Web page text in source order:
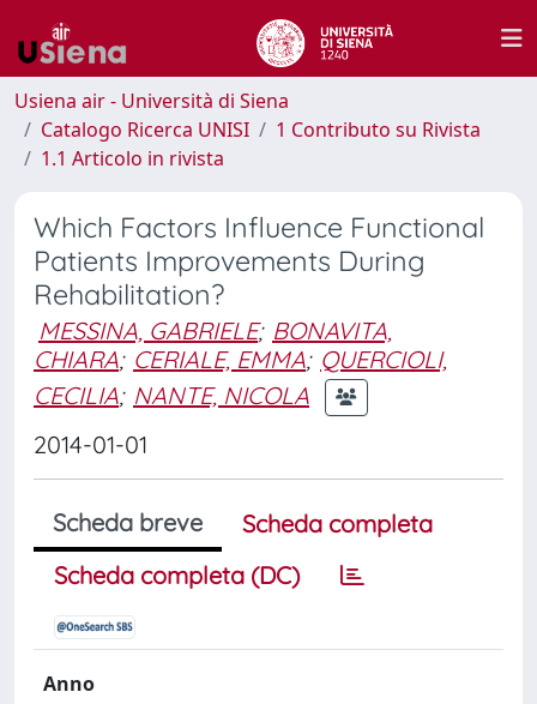
Usiena air - Università di Siena
Catalogo Ricerca UNISI
1 Contributo su Rivista
1.1 Articolo in rivista
Which Factors Influence Functional
Patients Improvements During
Rehabilitation?
MESSINA, GABRIELE; BONAVITA,
CHIARA; CERIALE, EMMA; QUERCIOLI,
CECILIA; NANTE, NICOLA
2014-01-01
Scheda breve
Scheda completa
Scheda completa (DC)
Anno